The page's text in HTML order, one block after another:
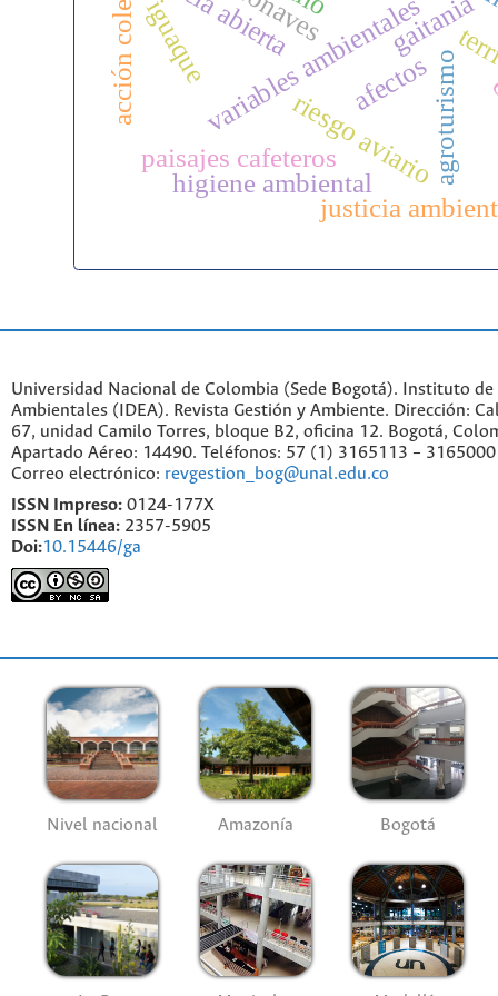
variables ambientales
riesgo aviario
gaitania
agroturismo
paisajes cafeteros
justicia
afectos
iguaque
higiene ambiental
Universidad Nacional de Colombia (Sede Bogotá). Instituto de
Ambientales (IDEA). Revista Gestión y Ambiente. Dirección:
67, unidad Camilo Torres, bloque B2, oficina 12. Bogotá,
Apartado Aéreo: 14490. Teléfonos: 57 (1) 3165113 –
Correo electrónico: revgestion_bog@unal.edu.co
ISSN Impreso: 0124-177X
ISSN En línea: 2357-5905
Doi:10.15446/ga
Nivel nacional Amazonía Bogotá